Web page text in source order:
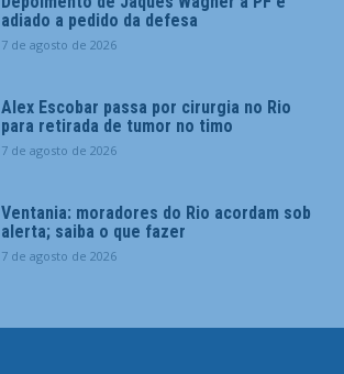
adiado a pedido da defesa
7 de agosto de 2026
Alex Escobar passa por cirurgia no Rio
para retirada de tumor no timo
7 de agosto de 2026
Ventania: moradores do Rio acordam sob
alerta; saiba o que fazer
7 de agosto de 2026